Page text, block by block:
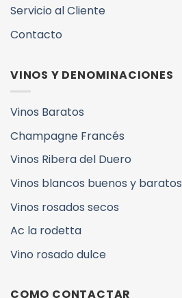
Servicio al Cliente
Contacto
VINOS Y DENOMINACIONES
Vinos Baratos
Champagne Francés
Vinos Ribera del Duero
Vinos blancos buenos y baratos
Vinos rosados secos
Ac la rodetta
Vino rosado dulce
COMO CONTACTAR